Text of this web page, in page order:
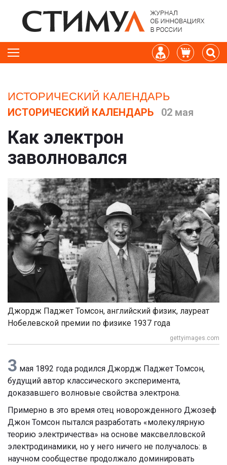
ИСТОРИЧЕСКИЙ КАЛЕНДАРЬ
ИСТОРИЧЕСКИЙ КАЛЕНДАРЬ 02 мая
Как электрон
заволновался
Джордж Паджет Томсон, английский физик, лауреат
Нобелевской премии по физике 1937 года
gettyimages.com
3 мая 1892 года родился Джордж Паджет Томсон,
будущий автор классического эксперимента,
доказавшего волновые свойства электрона.
Примерно в это время отец новорожденного Джозеф
Джон Томсон пытался разработать «молекулярную
теорию электричества» на основе максвелловской
электродинамики, но у него ничего не получалось: в
научном сообществе продолжало доминировать